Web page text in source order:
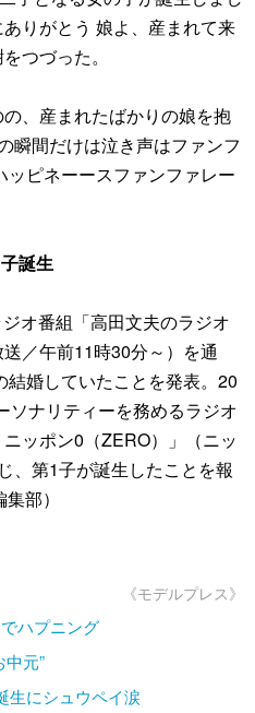
りがとう 娘よ、産まれて来
つづった。
、産まれたばかりの娘を抱
瞬間だけは泣き声はファンフ
ッピネーースファンファレー
誕生
オ番組「高田文夫のラジオ
／午前11時30分～）を通
結婚していたことを発表。20
ソナリティーを務めるラジオ
ッポン0（ZERO）」（ニッ
、第1子が誕生したことを報
部）
《モデルプレス》
ハプニング
元”
生にシュウペイ涙